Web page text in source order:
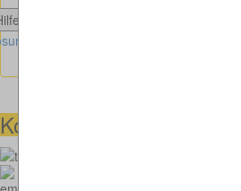
anzeigen
Fotorätsel anzeigen
Kontaktmöglichkeiten